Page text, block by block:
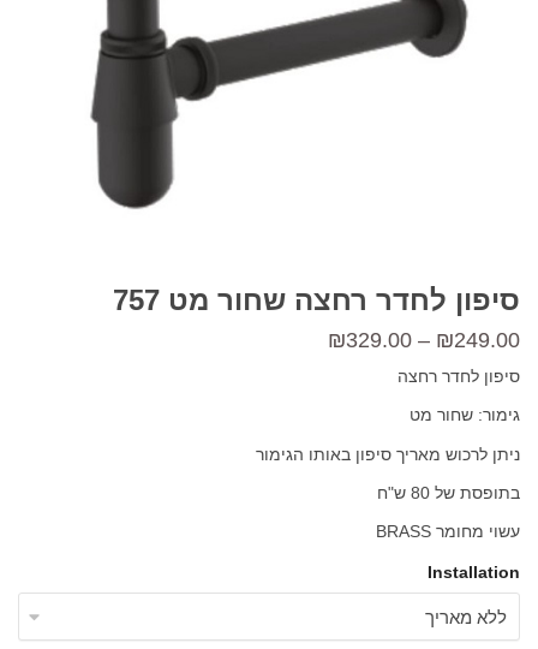
סיפון לחדר רחצה שחור מט 757
₪249.00
–
₪329.00
סיפון לחדר רחצה
גימור: שחור מט
ניתן לרכוש מאריך סיפון באותו הגימור
בתופסת של 80 ש"ח
עשוי מחומר BRASS
Installation